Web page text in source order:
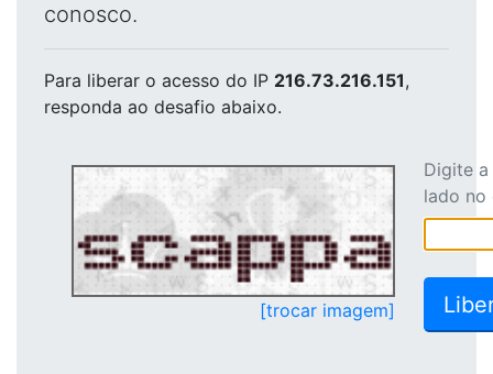
conosco.
Para liberar o acesso do IP 216.73.216.151,
responda ao desafio abaixo.
[trocar imagem]
Digite
lado no